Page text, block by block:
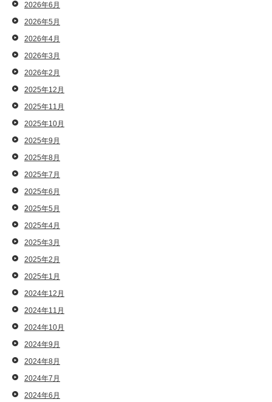
2026年6月
2026年5月
2026年4月
2026年3月
2026年2月
2025年12月
2025年11月
2025年10月
2025年9月
2025年8月
2025年7月
2025年6月
2025年5月
2025年4月
2025年3月
2025年2月
2025年1月
2024年12月
2024年11月
2024年10月
2024年9月
2024年8月
2024年7月
2024年6月